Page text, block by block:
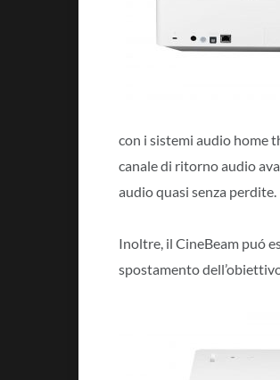
con i sistemi audio home
canale di ritorno audio
audio quasi senza perdite.
Inoltre, il CineBeam puó
spostamento